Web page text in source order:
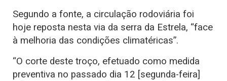
Segundo a fonte, a circulação rodoviária foi
hoje reposta nesta via da serra da Estrela, “face
à melhoria das condições climatéricas”.
“O corte deste troço, efetuado como medida
preventiva no passado dia 12 [segunda-feira]